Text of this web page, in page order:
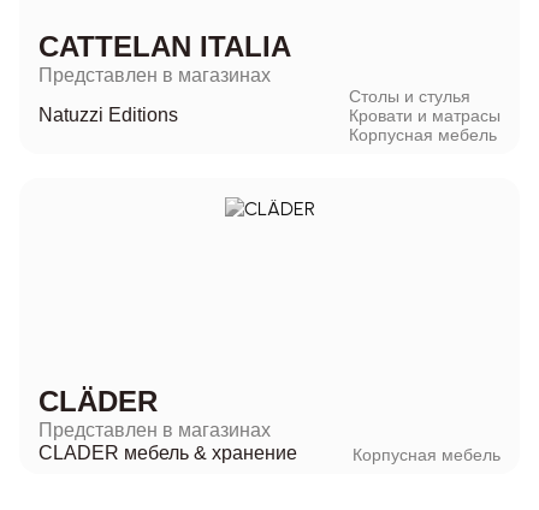
CATTELAN ITALIA
Представлен в магазинах
Natuzzi Editions
Столы и стулья
Кровати и матрасы
Корпусная мебель
CLÄDER
Представлен в магазинах
CLADER мебель & хранение
Корпусная мебель